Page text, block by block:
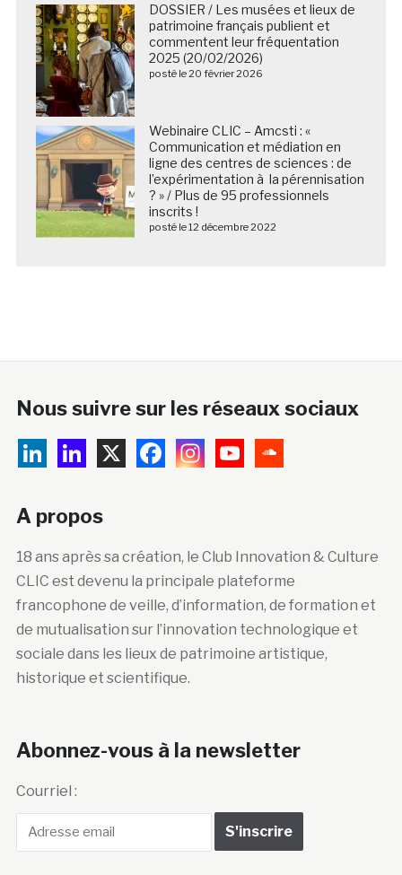
DOSSIER / Les musées et lieux de
patrimoine français publient et
commentent leur fréquentation
2025 (20/02/2026)
posté le 20 février 2026
Webinaire CLIC – Amcsti : «
Communication et médiation en
ligne des centres de sciences : de
l’expérimentation à la pérennisation
? » / Plus de 95 professionnels
inscrits !
posté le 12 décembre 2022
Nous suivre sur les réseaux sociaux
A propos
18 ans après sa création, le Club Innovation & Culture
CLIC est devenu la principale plateforme
francophone de veille, d’information, de formation et
de mutualisation sur l’innovation technologique et
sociale dans les lieux de patrimoine artistique,
historique et scientifique.
Abonnez-vous à la newsletter
Courriel :